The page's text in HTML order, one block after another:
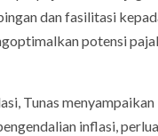
dan fasilitasi
potensi
Tunas
inflasi,